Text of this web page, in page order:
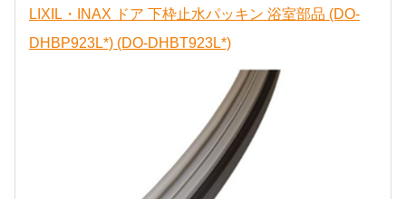
LIXIL・INAX ドア 下枠止水パッキン 浴室部品 (DO-
DHBP923L*) (DO-DHBT923L*)